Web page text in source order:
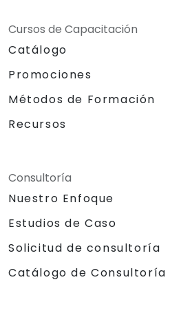
Cursos de Capacitación
Catálogo
Promociones
Métodos de Formación
Recursos
Consultoría
Nuestro Enfoque
Estudios de Caso
Solicitud de consultoría
Catálogo de Consultoría